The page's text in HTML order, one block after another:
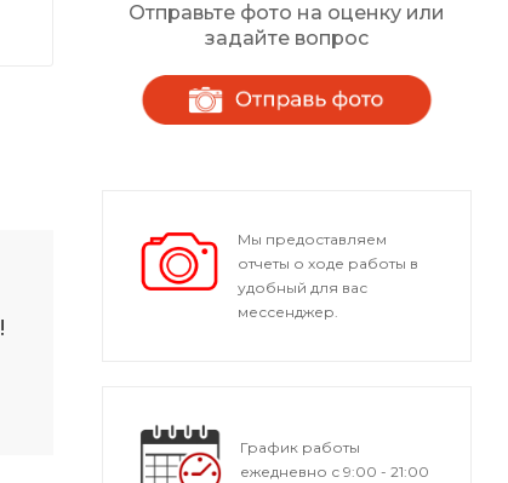
!
Отправьте фото на оценку или
задайте вопрос
Мы предоставляем
отчеты о ходе работы в
удобный для вас
мессенджер.
График работы
ежедневно с 9:00 - 21:00